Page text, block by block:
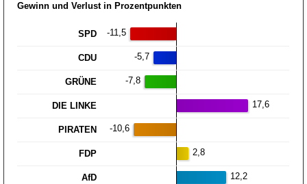
Gewinn und Verlust in Prozentpunkten
SPD -11,5
CDU -5,7
GRÜNE -7,8
DIE LINKE 17,6
PIRATEN -10,6
FDP 2,8
AfD 12,2